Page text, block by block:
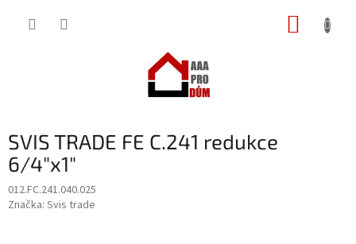
SVIS TRADE FE C.241 redukce
6/4"x1"
012.FC.241.040.025
Značka: Svis trade